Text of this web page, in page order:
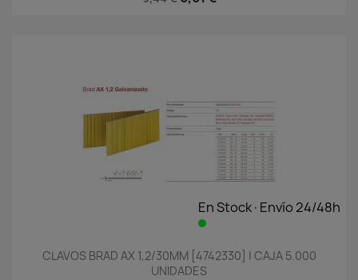
En Stock·Envío 24/48h
CLAVOS BRAD AX 1,2/30MM [4742330] | CAJA 5.000
UNIDADES